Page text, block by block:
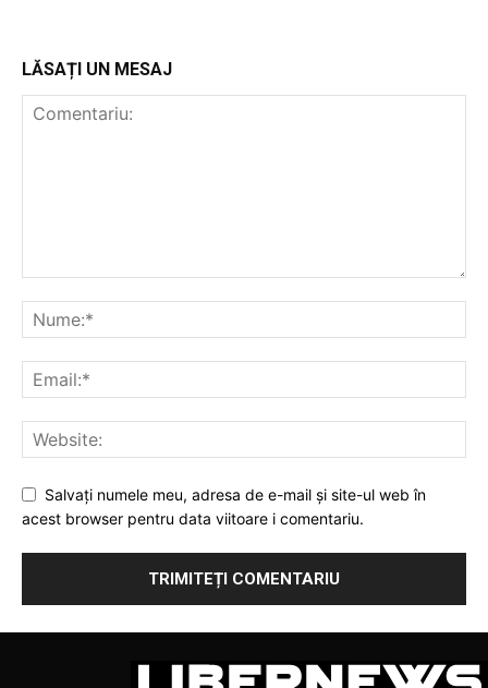
LĂSAȚI UN MESAJ
Salvați numele meu, adresa de e-mail și site-ul web în
acest browser pentru data viitoare i comentariu.